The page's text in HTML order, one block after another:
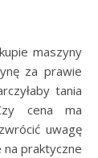
za prawie
tania
cena ma
uwagę
na praktyczne